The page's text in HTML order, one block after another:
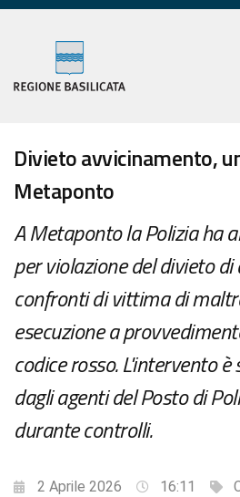
Divieto avvicinamento,
Metaponto
A Metaponto la Polizia ha
per violazione del divieto
confronti di vittima di
esecuzione a
codice rosso. L'intervento
dagli agenti del Posto di
durante controlli.
2 Aprile 2026 16:11